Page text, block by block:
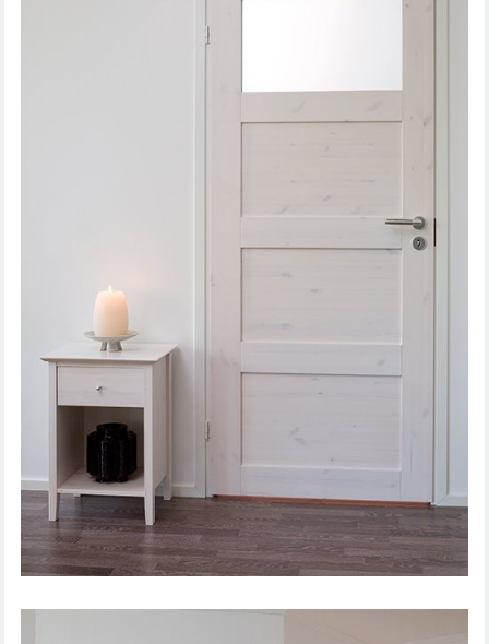
IEKŠDURVIS UNIQUE RUSTIC 341